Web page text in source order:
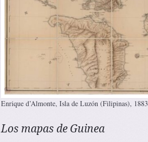
Enrique d’Almonte, Isla de Luzón (Filipinas), 1883
Los mapas de Guinea